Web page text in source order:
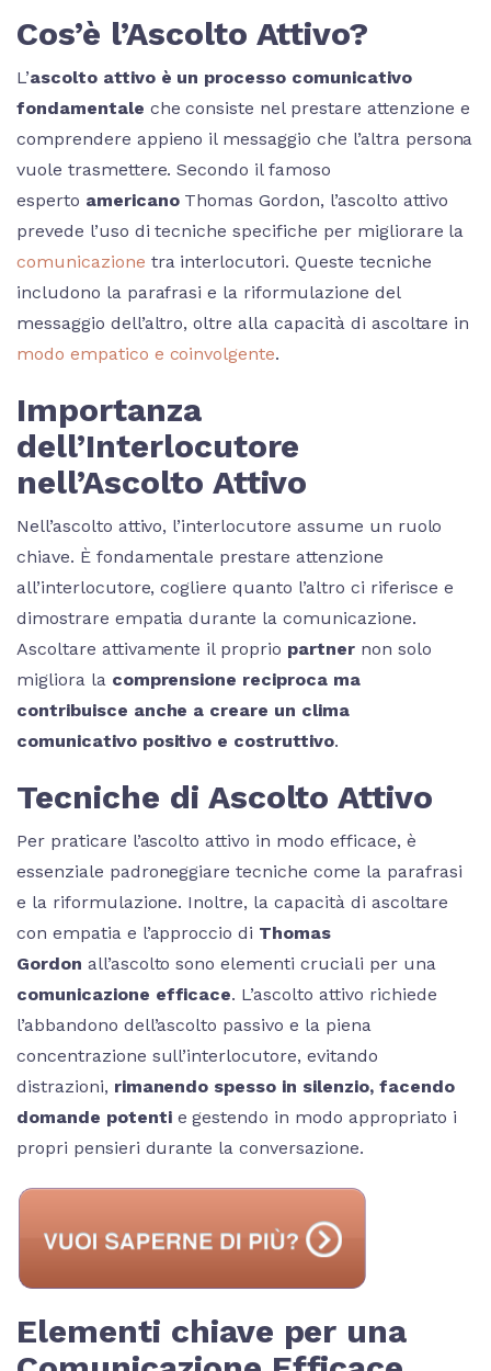
Cos’è l’Ascolto Attivo?
L’ascolto attivo è un processo comunicativo
fondamentale che consiste nel prestare attenzione e
comprendere appieno il messaggio che l’altra persona
vuole trasmettere. Secondo il famoso
esperto americanoThomas Gordon, l’ascolto attivo
prevede l’uso di tecniche specifiche per migliorare la
comunicazione tra interlocutori. Queste tecniche
includono la parafrasi e la riformulazione del
messaggio dell’altro, oltre alla capacità di ascoltare in
modo empatico e coinvolgente.
Importanza
dell’Interlocutore
nell’Ascolto Attivo
Nell’ascolto attivo, l’interlocutore assume un ruolo
chiave. È fondamentale prestare attenzione
all’interlocutore, cogliere quanto l’altro ci riferisce e
dimostrare empatia durante la comunicazione.
Ascoltare attivamente il proprio partnernon solo
migliora la comprensione reciproca ma
contribuisce anche a creare un clima
comunicativo positivo e costruttivo.
Tecniche di Ascolto Attivo
Per praticare l’ascolto attivo in modo efficace, è
essenziale padroneggiare tecniche come la parafrasi
e la riformulazione. Inoltre, la capacità di ascoltare
con empatia e l’approccio di Thomas
Gordon all’ascolto sono elementi cruciali per una
comunicazione efficace. L’ascolto attivo richiede
l’abbandono dell’ascolto passivo e la piena
concentrazione sull’interlocutore, evitando
distrazioni, rimanendo spesso in silenzio, facendo
domande potenti e gestendo in modo appropriato i
propri pensieri durante la conversazione.
Elementi chiave per una